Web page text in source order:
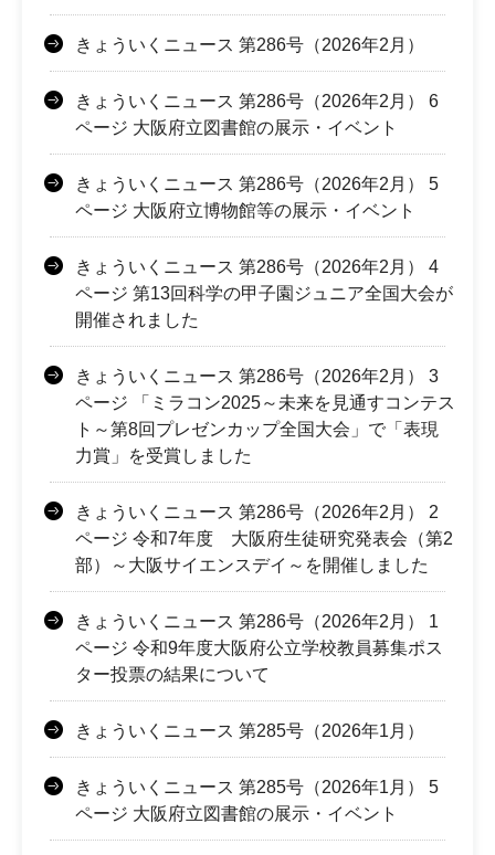
きょういくニュース 第286号（2026年2月）
きょういくニュース 第286号（2026年2月） 6
ページ 大阪府立図書館の展示・イベント
きょういくニュース 第286号（2026年2月） 5
ページ 大阪府立博物館等の展示・イベント
きょういくニュース 第286号（2026年2月） 4
ページ 第13回科学の甲子園ジュニア全国大会が
開催されました
きょういくニュース 第286号（2026年2月） 3
ページ 「ミラコン2025～未来を見通すコンテス
ト～第8回プレゼンカップ全国大会」で「表現
力賞」を受賞しました
きょういくニュース 第286号（2026年2月） 2
ページ 令和7年度 大阪府生徒研究発表会（第2
部）～大阪サイエンスデイ～を開催しました
きょういくニュース 第286号（2026年2月） 1
ページ 令和9年度大阪府公立学校教員募集ポス
ター投票の結果について
きょういくニュース 第285号（2026年1月）
きょういくニュース 第285号（2026年1月） 5
ページ 大阪府立図書館の展示・イベント